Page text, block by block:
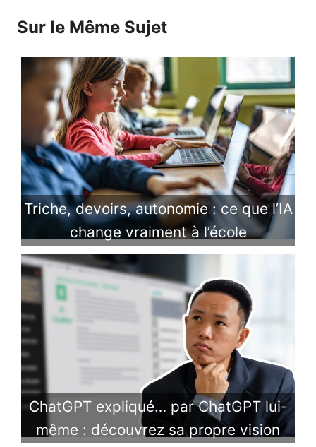
Sur le Même Sujet
Triche, devoirs, autonomie : ce que l’IA
change vraiment à l’école
ChatGPT expliqué… par ChatGPT lui-
même : découvrez sa propre vision